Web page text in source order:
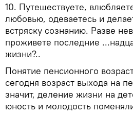
10. Путешествуете,
любовью, одеваетесь и
встряску сознанию. Разве
проживете последние
жизни?..
Понятие пенсионного
сегодня возраст выхода на
значит, деление жизни на
юность и молодость